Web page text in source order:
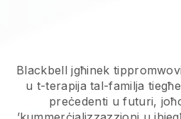
Blackbell jgħinek
u t-terapija tal-familja
preċedenti u futuri,